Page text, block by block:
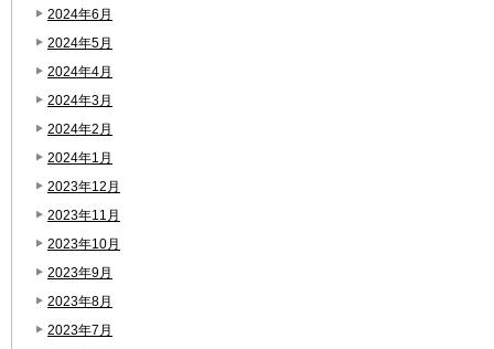
2024年6月
2024年5月
2024年4月
2024年3月
2024年2月
2024年1月
2023年12月
2023年11月
2023年10月
2023年9月
2023年8月
2023年7月